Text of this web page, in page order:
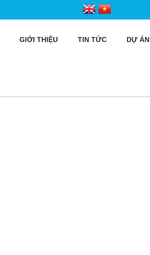
GIỚI THIỆU TIN TỨC DỰ ÁN